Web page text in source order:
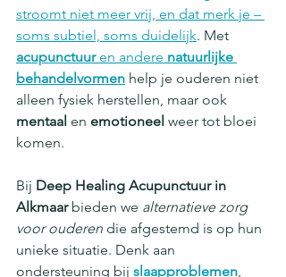
stroomt niet meer vrij, en dat merk je –
soms subtiel, soms duidelijk. Met
acupunctuur en andere natuurlijke
behandelvormen help je ouderen niet
alleen fysiek herstellen, maar ook
mentaal en emotioneel weer tot bloei
komen.
Bij Deep Healing Acupunctuur in
Alkmaar bieden we alternatieve zorg
voor ouderen die afgestemd is op hun
unieke situatie. Denk aan
ondersteuning bij slaapproblemen,